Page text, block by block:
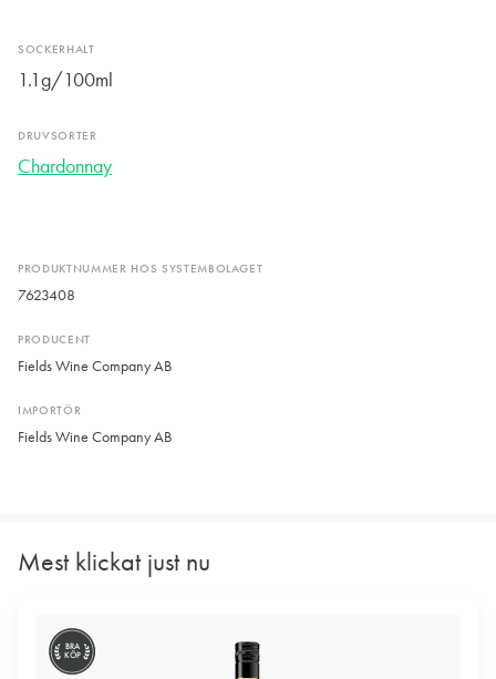
PRODUKTNUMMER HOS SYSTEMBOLAGET
7623408
PRODUCENT
Fields Wine Company AB
IMPORTÖR
Fields Wine Company AB
SOCKERHALT
1.1g/100ml
DRUVSORTER
Chardonnay
Mest klickat just nu
BRA
KÖP